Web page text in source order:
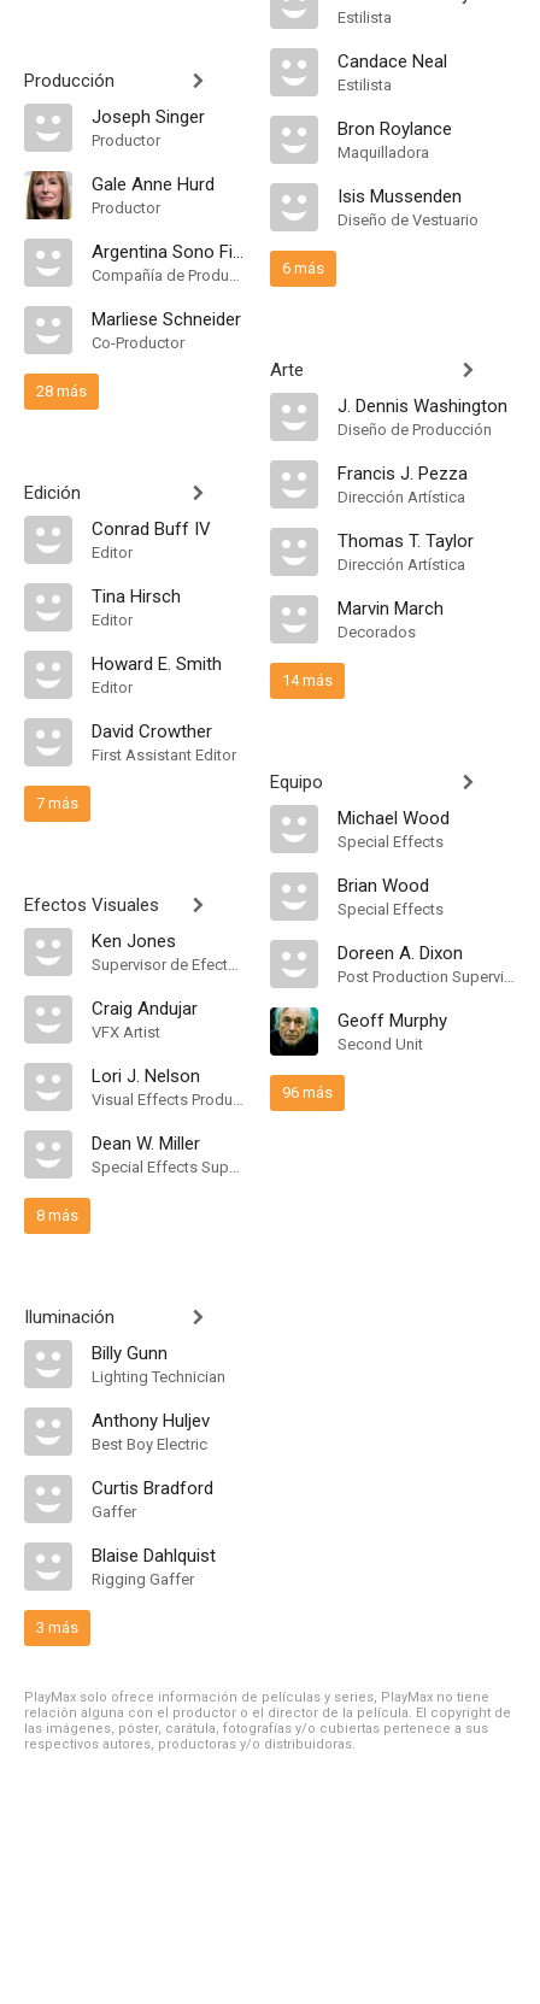
Producción
Joseph Singer
Productor
Gale Anne Hurd
Productor
Argentina Sono Film
Compañía de Produccion
Marliese Schneider
Co-Productor
28 más
Edición
Conrad Buff IV
Editor
Tina Hirsch
Editor
Howard E. Smith
Editor
David Crowther
First Assistant Editor
7 más
Efectos Visuales
Ken Jones
Supervisor de Efectos Visuales
Craig Andujar
VFX Artist
Lori J. Nelson
Visual Effects Producer
Dean W. Miller
Special Effects Supervisor
8 más
Iluminación
Billy Gunn
Lighting Technician
Anthony Huljev
Best Boy Electric
Curtis Bradford
Gaffer
Blaise Dahlquist
Rigging Gaffer
3 más
Estilista
Candace Neal
Estilista
Bron Roylance
Maquilladora
Isis Mussenden
Diseño de Vestuario
6 más
Arte
J. Dennis Washington
Diseño de Producción
Francis J. Pezza
Dirección Artística
Thomas T. Taylor
Dirección Artística
Marvin March
Decorados
14 más
Equipo
Michael Wood
Special Effects
Brian Wood
Special Effects
Doreen A. Dixon
Post Production Supervisor
Geoff Murphy
Second Unit
96 más
PlayMax solo ofrece información de películas y series, PlayMax no tiene
relación alguna con el productor o el director de la película. El copyright de
las imágenes, póster, carátula, fotografías y/o cubiertas pertenece a sus
respectivos autores, productoras y/o distribuidoras.